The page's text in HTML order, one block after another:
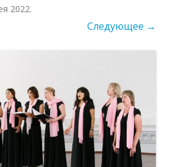
2022.
Следующее →